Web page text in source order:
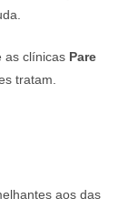
as clínicas Pare
tratam.
aos das